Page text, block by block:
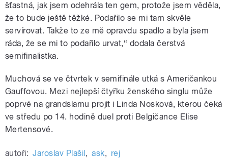
šťastná, jak jsem odehrála ten gem, protože jsem věděla,
že to bude ještě těžké. Podařilo se mi tam skvěle
servírovat. Takže to ze mě opravdu spadlo a byla jsem
ráda, že se mi to podařilo urvat,“ dodala čerstvá
semifinalistka.
Muchová se ve čtvrtek v semifinále utká s Američankou
Gauffovou. Mezi nejlepší čtyřku ženského singlu může
poprvé na grandslamu projít i Linda Nosková, kterou čeká
ve středu po 14. hodině duel proti Belgičance Elise
Mertensové.
autoři: Jaroslav Plašil, ask, rej